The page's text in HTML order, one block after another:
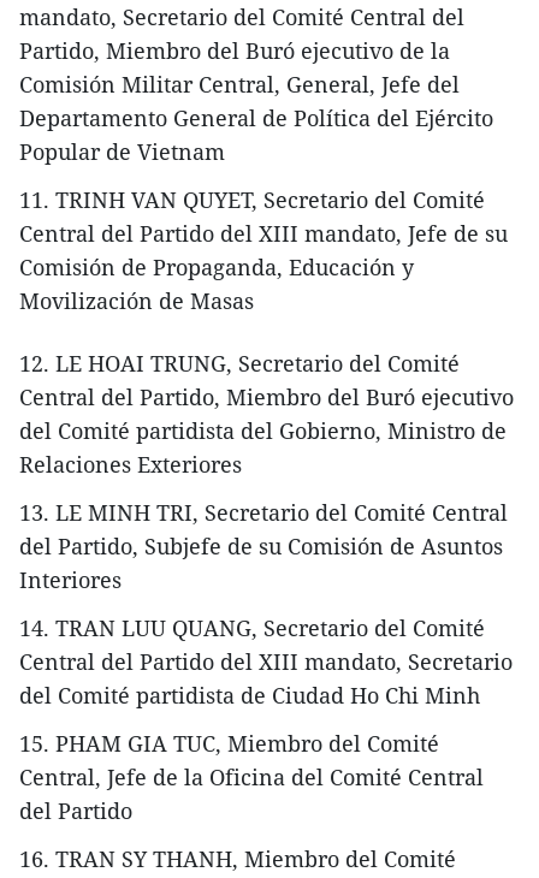
mandato, Secretario del Comité Central del
Partido, Miembro del Buró ejecutivo de la
Comisión Militar Central, General, Jefe del
Departamento General de Política del Ejército
Popular de Vietnam
11. TRINH VAN QUYET, Secretario del Comité
Central del Partido del XIII mandato, Jefe de su
Comisión de Propaganda, Educación y
Movilización de Masas
12. LE HOAI TRUNG, Secretario del Comité
Central del Partido, Miembro del Buró ejecutivo
del Comité partidista del Gobierno, Ministro de
Relaciones Exteriores
13. LE MINH TRI, Secretario del Comité Central
del Partido, Subjefe de su Comisión de Asuntos
Interiores
14. TRAN LUU QUANG, Secretario del Comité
Central del Partido del XIII mandato, Secretario
del Comité partidista de Ciudad Ho Chi Minh
15. PHAM GIA TUC, Miembro del Comité
Central, Jefe de la Oficina del Comité Central
del Partido
16. TRAN SY THANH, Miembro del Comité